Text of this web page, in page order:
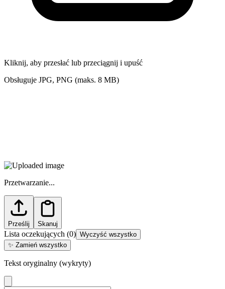
Kliknij, aby przesłać lub przeciągnij i upuść
Obsługuje JPG, PNG (maks. 8 MB)
Przetwarzanie...
Prześlij Skanuj
Lista oczekujących (0) Wyczyść wszystko
✨ Zamień wszystko
Tekst oryginalny (wykryty)